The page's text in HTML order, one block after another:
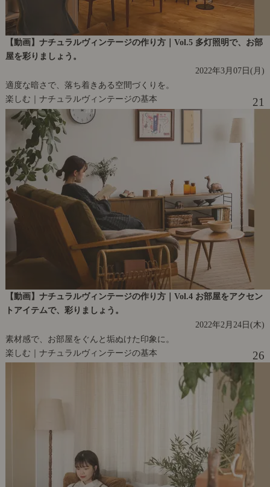
【動画】ナチュラルヴィンテージの作り方｜Vol.5 多灯照明で、お部
屋を彩りましょう。
2022年3月07日(月)
適度な暗さで、落ち着きある空間づくりを。
楽しむ｜ナチュラルヴィンテージの基本
21
【動画】ナチュラルヴィンテージの作り方｜Vol.4 お部屋をアクセン
トアイテムで、彩りましょう。
2022年2月24日(木)
素材感で、お部屋をぐんと垢ぬけた印象に。
楽しむ｜ナチュラルヴィンテージの基本
26